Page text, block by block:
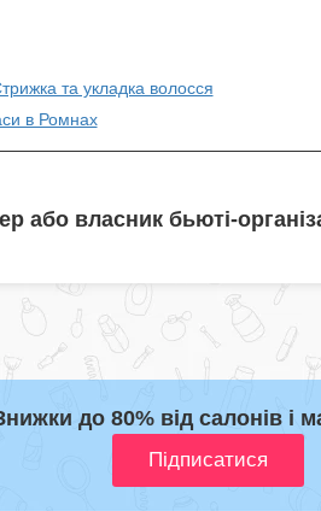
та укладка волосся
в Ромнах
або власник бьюті-
до 80% від салонів і